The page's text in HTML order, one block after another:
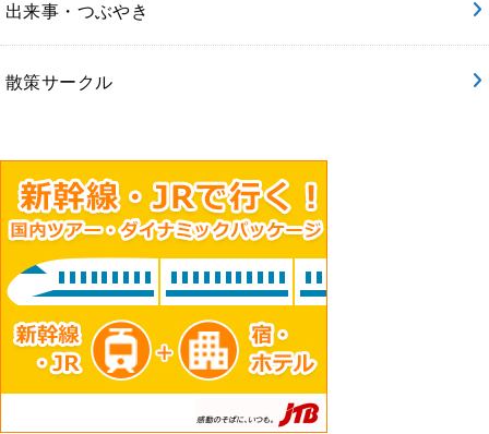
出来事・つぶやき
散策サークル